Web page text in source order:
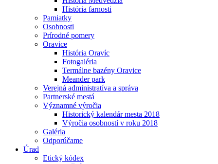
História farnosti
Pamiatky
Osobnosti
Prírodné pomery
Oravice
História Oravíc
Fotogaléria
Termálne bazény Oravice
Meander park
Verejná administratíva a správa
Partnerské mestá
Významné výročia
Historický kalendár mesta 2018
Výročia osobností v roku 2018
Galéria
Odporúčame
Úrad
Etický kódex